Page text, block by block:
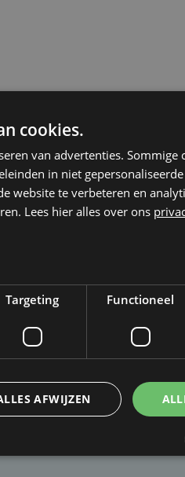
opgemerkt?
ons weten
cookies.
van advertenties. Sommige
in niet
website te verbeteren en
Lees hier alles over ons
Targeting Functioneel
AFWIJZEN